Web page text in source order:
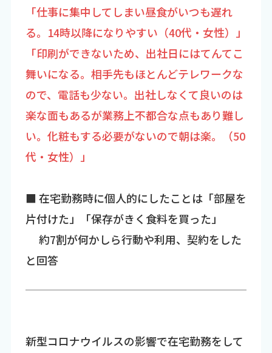
「仕事に集中してしまい昼食がいつも遅れ
る。14時以降になりやすい（40代・女性）」
「印刷ができないため、出社日にはてんてこ
舞いになる。相手先もほとんどテレワークな
ので、電話も少ない。出社しなくて良いのは
楽な面もあるが業務上不都合な点もあり難し
い。化粧もする必要がないので朝は楽。（50
代・女性）」
■ 在宅勤務時に個人的にしたことは「部屋を
片付けた」「保存がきく食料を買った」
約7割が何かしら行動や利用、契約をした
と回答
新型コロナウイルスの影響で在宅勤務をして